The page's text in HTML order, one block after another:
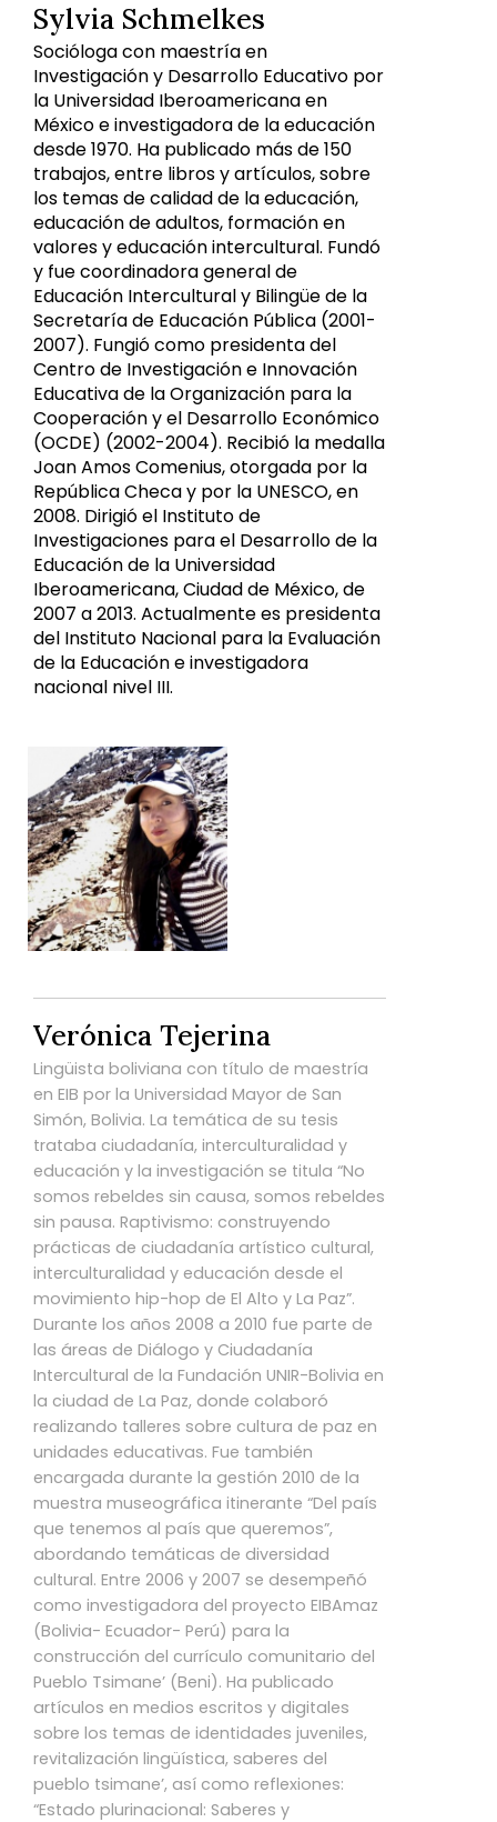
Sylvia Schmelkes
Socióloga con maestría en
Investigación y Desarrollo Educativo por
la Universidad Iberoamericana en
México e investigadora de la educación
desde 1970. Ha publicado más de 150
trabajos, entre libros y artículos, sobre
los temas de calidad de la educación,
educación de adultos, formación en
valores y educación intercultural. Fundó
y fue coordinadora general de
Educación Intercultural y Bilingüe de la
Secretaría de Educación Pública (2001-
2007). Fungió como presidenta del
Centro de Investigación e Innovación
Educativa de la Organización para la
Cooperación y el Desarrollo Económico
(OCDE) (2002-2004). Recibió la medalla
Joan Amos Comenius, otorgada por la
República Checa y por la UNESCO, en
2008. Dirigió el Instituto de
Investigaciones para el Desarrollo de la
Educación de la Universidad
Iberoamericana, Ciudad de México, de
2007 a 2013. Actualmente es presidenta
del Instituto Nacional para la Evaluación
de la Educación e investigadora
nacional nivel III.
Verónica Tejerina
Lingüista boliviana con título de maestría
en EIB por la Universidad Mayor de San
Simón, Bolivia. La temática de su tesis
trataba ciudadanía, interculturalidad y
educación y la investigación se titula “No
somos rebeldes sin causa, somos rebeldes
sin pausa. Raptivismo: construyendo
prácticas de ciudadanía artístico cultural,
interculturalidad y educación desde el
movimiento hip-hop de El Alto y La Paz”.
Durante los años 2008 a 2010 fue parte de
las áreas de Diálogo y Ciudadanía
Intercultural de la Fundación UNIR-Bolivia en
la ciudad de La Paz, donde colaboró
realizando talleres sobre cultura de paz en
unidades educativas. Fue también
encargada durante la gestión 2010 de la
muestra museográfica itinerante “Del país
que tenemos al país que queremos”,
abordando temáticas de diversidad
cultural. Entre 2006 y 2007 se desempeñó
como investigadora del proyecto EIBAmaz
(Bolivia- Ecuador- Perú) para la
construcción del currículo comunitario del
Pueblo Tsimane’ (Beni). Ha publicado
artículos en medios escritos y digitales
sobre los temas de identidades juveniles,
revitalización lingüística, saberes del
pueblo tsimane’, así como reflexiones:
“Estado plurinacional: Saberes y